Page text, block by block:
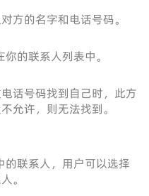
方的名字和电话号码。
的联系人列表中。
话号码找到自己时，此方
允许，则无法找到。
联系人，用户可以选择
。